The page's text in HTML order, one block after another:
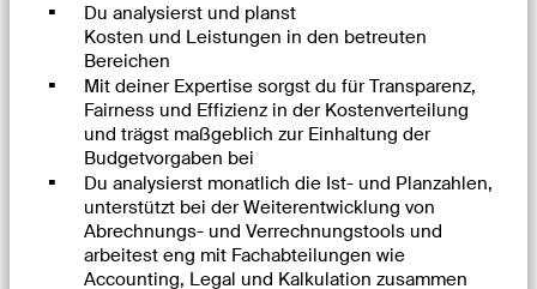
Du analysierst und planst
Kosten und Leistungen in den betreuten
Bereichen
Mit deiner Expertise sorgst du für Transparenz,
Fairness und Effizienz in der Kostenverteilung
und trägst maßgeblich zur Einhaltung der
Budgetvorgaben bei
Du analysierst monatlich die Ist- und Planzahlen,
unterstützt bei der Weiterentwicklung von
Abrechnungs- und Verrechnungstools und
arbeitest eng mit Fachabteilungen wie
Accounting, Legal und Kalkulation zusammen